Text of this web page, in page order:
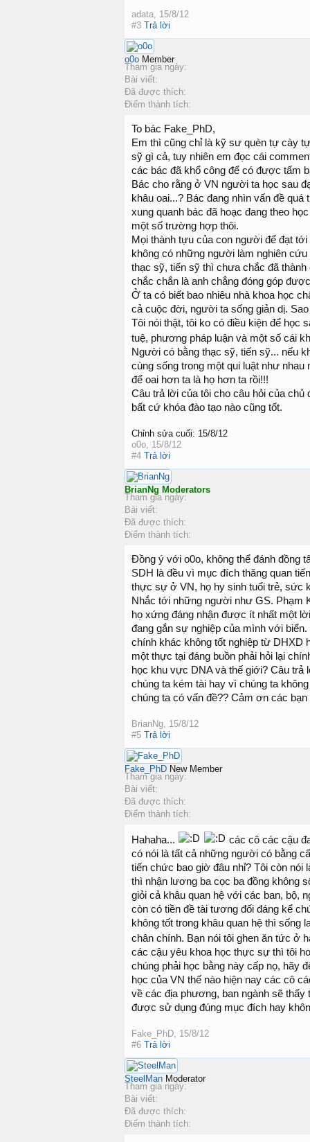
adata, 15/8/12
#3 Trả lời
o0o Member
Tham gia ngày:
Bài viết:
Đã được thích:
Điểm thành tích:
To bác Fake_PhD,
Em thì cũng chỉ là kỹ sư quèn tự cày
sỹ gì cả, tuy nhiên em đọc cái
các bác đã khổ công để có được tấm
Bác cho rằng ở VN người ta học sau
khâu oai...? Bác đang nhìn vấn đề
xung quanh bác đã hoạc đang theo
một số trường hợp thôi.
Mọi thành tựu của con người để đạt
không có những người làm nghiên
thạc sỹ, tiến sỹ thì chưa chắc đã
chắc chắn là anh chẳng đóng góp
Ở ta có biết bao nhiêu nhà khoa học
cả cuộc đời, người ta sống giản dị.
Tôi nói thật, tôi ko có điều kiện để học
tuệ, phương pháp luận và một số cái
Người có bằng thạc sỹ, tiến sỹ... nếu
cùng sống trong một qui luật như
để oai hơn ta là họ hơn ta rồi!!!
Câu trả lời của tôi cho câu hỏi của
bất cứ khóa đào tạo nào cũng tốt.
Chỉnh sửa cuối: 15/8/12
o0o, 15/8/12
#4 Trả lời
BrianNg Moderators
Tham gia ngày:
Bài viết:
Đã được thích:
Điểm thành tích:
Đồng ý với o0o, không thể đánh đồng
SDH là đều vì mục đích thăng quan
thực sự ở VN, họ hy sinh tuổi trẻ, sức
Nhắc tới những người như GS. Phạm
họ xứng đáng nhận được ít nhất một
đang gắn sự nghiệp của mình với
chính khác không tốt nghiệp từ DHXD
một thực tại đáng buồn phải hỏi lại
học khu vực DNA và thế giới? Câu
chúng ta kém tài hay vì chúng ta
chúng ta có vấn đề?? Cảm ơn các
BrianNg, 15/8/12
#5 Trả lời
Fake_PhD New Member
Tham gia ngày:
Bài viết:
Đã được thích:
Điểm thành tích:
Hahaha...
các cô các cậu
có nói là tất cả những người có bằng
tiến chức bao giờ đâu nhỉ? Tôi còn
thì nhận lương ba cọc ba đồng không
giỏi cả khâu quan hệ với các ban, bộ,
còn có tiền đề tài tương đối đáng kể
không tốt trong khâu quan hệ thì sống
chân chính. Bạn nói tôi ghen ăn tức ở
các cậu yêu khoa học thực sự thì tôi
chúng phải học bằng này cấp nọ, hãy
học của VN thế nào hiện nay các cô
về các địa phương, ban ngành sẽ
được sử dụng đúng mục đích hay
Fake_PhD, 15/8/12
#6 Trả lời
SteelMan Moderator
Tham gia ngày:
Bài viết:
Đã được thích:
Điểm thành tích: